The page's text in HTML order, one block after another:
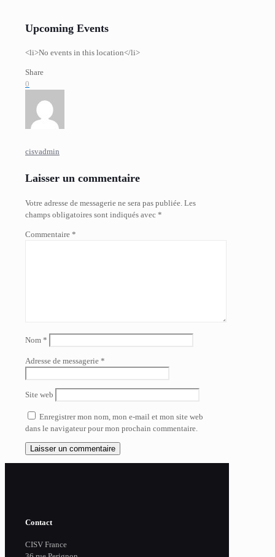
Upcoming Events
<li>No events in this location</li>
Share
0
cisvadmin
Laisser un commentaire
Votre adresse de messagerie ne sera pas publiée. Les
champs obligatoires sont indiqués avec *
Commentaire *
Nom *
Adresse de messagerie *
Site web
Enregistrer mon nom, mon e-mail et mon site web
dans le navigateur pour mon prochain commentaire.
Contact
CISV France